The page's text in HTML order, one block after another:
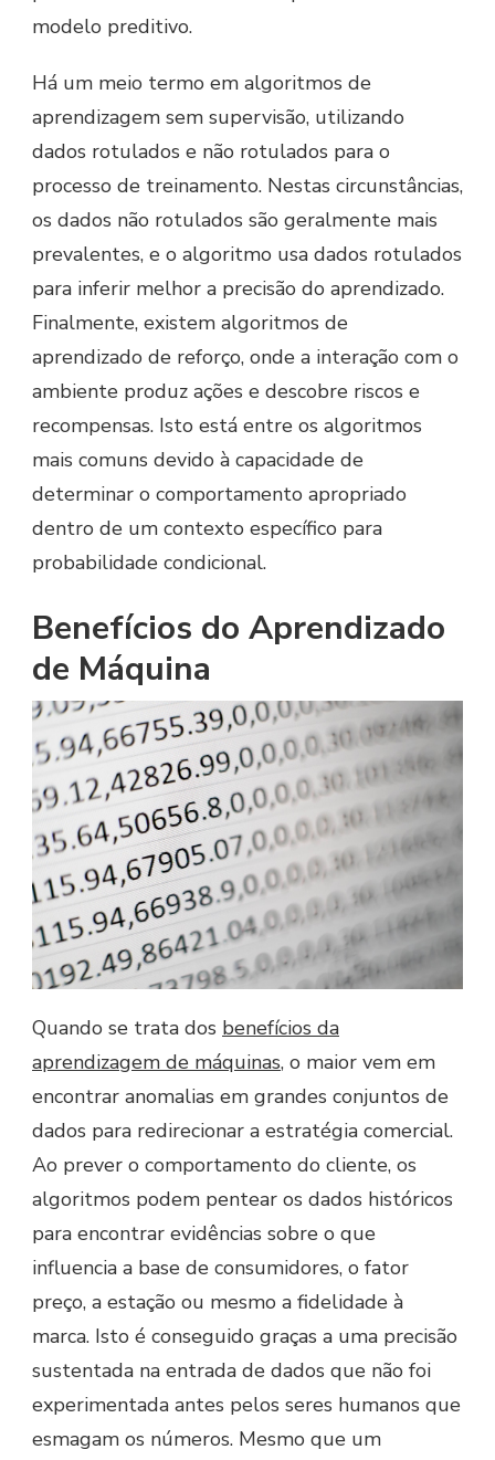
modelo preditivo.
Há um meio termo em algoritmos de
aprendizagem sem supervisão, utilizando
dados rotulados e não rotulados para o
processo de treinamento. Nestas circunstâncias,
os dados não rotulados são geralmente mais
prevalentes, e o algoritmo usa dados rotulados
para inferir melhor a precisão do aprendizado.
Finalmente, existem algoritmos de
aprendizado de reforço, onde a interação com o
ambiente produz ações e descobre riscos e
recompensas. Isto está entre os algoritmos
mais comuns devido à capacidade de
determinar o comportamento apropriado
dentro de um contexto específico para
probabilidade condicional.
Benefícios do Aprendizado
de Máquina
Quando se trata dos benefícios da
aprendizagem de máquinas, o maior vem em
encontrar anomalias em grandes conjuntos de
dados para redirecionar a estratégia comercial.
Ao prever o comportamento do cliente, os
algoritmos podem pentear os dados históricos
para encontrar evidências sobre o que
influencia a base de consumidores, o fator
preço, a estação ou mesmo a fidelidade à
marca. Isto é conseguido graças a uma precisão
sustentada na entrada de dados que não foi
experimentada antes pelos seres humanos que
esmagam os números. Mesmo que um